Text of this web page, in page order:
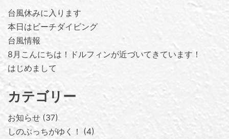
台風休みに入ります
本日はビーチダイビング
台風情報
8月こんにちは！ドルフィンが近づいてきています！
はじめまして
カテゴリー
お知らせ 37
しのぶっちがゆく！
4